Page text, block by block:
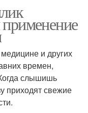
и других
времен,
слышишь
приходят свежие